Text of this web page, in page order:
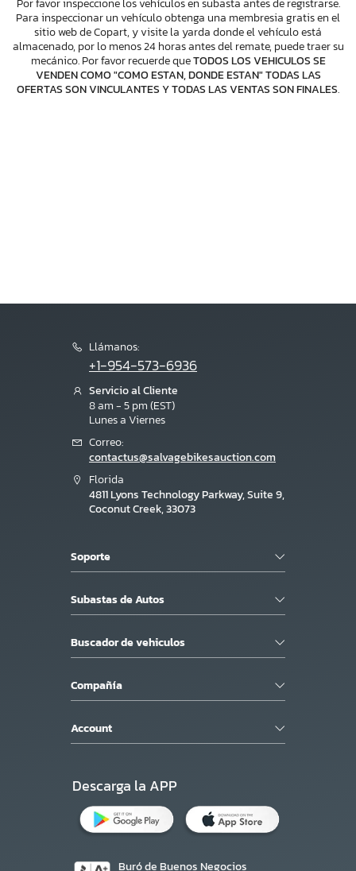
Para inspeccionar un vehículo obtenga una membresia gratis en el
sitio web de Copart, y visite la yarda donde el vehículo está
almacenado, por lo menos 24 horas antes del remate, puede traer su
mecánico. Por favor recuerde queTODOS LOS VEHICULOS SE
VENDEN COMO "COMO ESTAN, DONDE ESTAN" TODAS LAS
OFERTAS SON VINCULANTES Y TODAS LAS VENTAS SON FINALES.
Llámanos:
+1-954-573-6936
Servicio al Cliente
8 am - 5 pm (EST)
Lunes a Viernes
Correo:
contactus@salvagebikesauction.com
Florida
4811 Lyons Technology Parkway, Suite 9,
Coconut Creek, 33073
Soporte
Subastas de Autos
Buscador de vehiculos
Compañía
Account
Descarga la APP
Buró de Buenos Negocios